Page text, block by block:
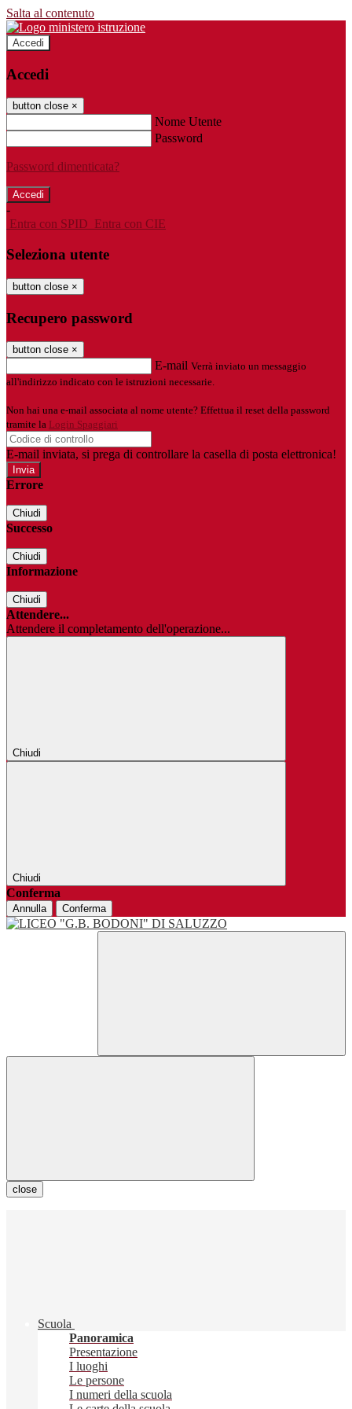
Salta al contenuto
Accedi
Accedi
button close ×
Nome Utente
Password
Password dimenticata?
-
Entra con SPID Entra con CIE
Seleziona utente
button close ×
Recupero password
button close ×
E-mail Verrà inviato un messaggio
all'indirizzo indicato con le istruzioni necessarie.
Non hai una e-mail associata al nome utente? Effettua il reset della password
tramite la Login Spaggiari
E-mail inviata, si prega di controllare la casella di posta elettronica!
Errore
Chiudi
Successo
Chiudi
Informazione
Chiudi
Attendere...
Attendere il completamento dell'operazione...
Chiudi
Chiudi
Conferma
Annulla Conferma
close
Scuola
Panoramica
Presentazione
I luoghi
Le persone
I numeri della scuola